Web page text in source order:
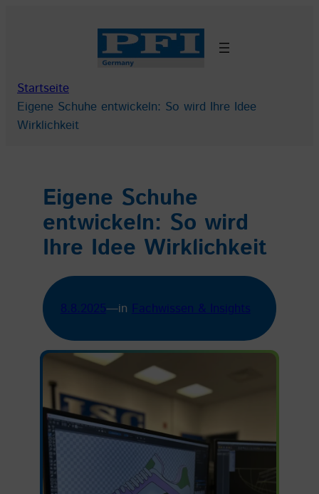
Startseite
Eigene Schuhe entwickeln: So wird Ihre Idee
Wirklichkeit
Eigene Schuhe
entwickeln: So wird
Ihre Idee Wirklichkeit
8.8.2025—in Fachwissen & Insights